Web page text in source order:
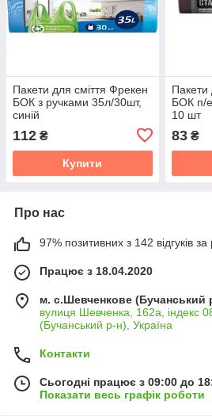
Пакети для сміття Фрекен
БОК з ручками 35л/30шт,
синій
112 ₴
Купити
Пакети
БОК п/е
10 шт
83₴
Про нас
97% позитивних з 142 відгуків за
Працює з 18.04.2020
м. с.Шевченкове (Бучанський
вулиця Шевченка, 162а, індекс
(Бучанський р-н), Україна
Контакти
Сьогодні працює з 09:00 до
Показати весь графік роботи